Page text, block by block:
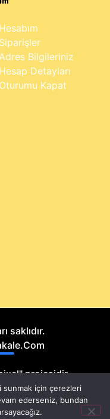
Hesabım
Siparişler
Bilgileriniz
Hesap Detayları
Oturumu Kapat
saklıdır.
projesidir.
sunmak için çerezleri
ederseniz, bundan